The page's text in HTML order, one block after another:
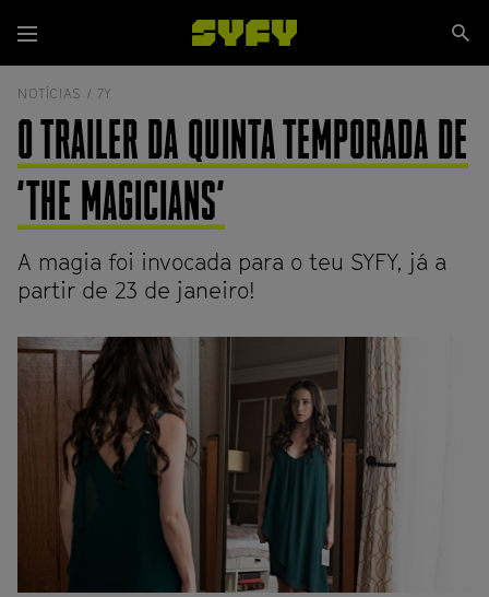
para
o
conteúdo
Menu
NOTÍCIAS / 7Y
O TRAILER DA QUINTA TEMPORADA DE
'THE MAGICIANS'
A magia foi invocada para o teu SYFY, já a
partir de 23 de janeiro!